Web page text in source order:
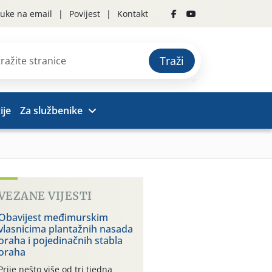
na email Povijest Kontakt
Traži
Za službenike
VIJESTI
međimurskim
plantažnih nasada
i pojedinačnih stabla
nešto više od tri tjedna